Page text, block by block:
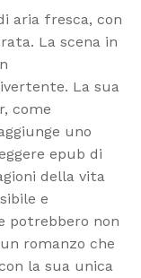
aria fresca, con
La scena in
La sua
come
uno
epub di
della vita
e
potrebbero non
romanzo che
la sua unica